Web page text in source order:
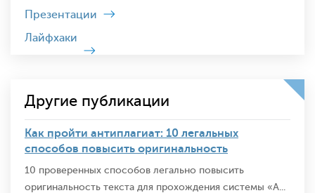
Презентации
Лайфхаки
Другие публикации
Как пройти антиплагиат: 10 легальных
способов повысить оригинальность
10 проверенных способов легально повысить
оригинальность текста для прохождения системы «А...